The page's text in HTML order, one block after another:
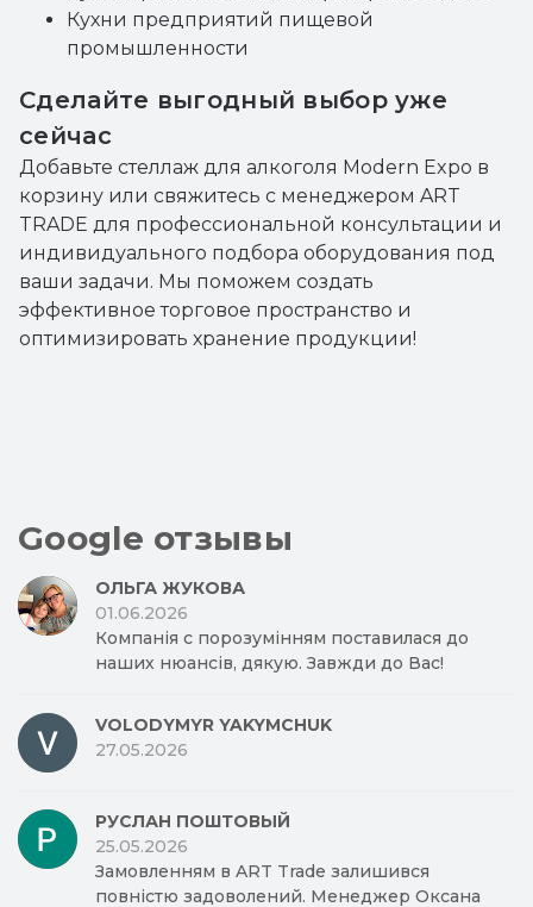
Кухни предприятий пищевой
промышленности
Сделайте выгодный выбор уже
сейчас
Добавьте стеллаж для алкоголя Modern Expo в
корзину или свяжитесь с менеджером ART
TRADE для профессиональной консультации и
индивидуального подбора оборудования под
ваши задачи. Мы поможем создать
эффективное торговое пространство и
оптимизировать хранение продукции!
Google отзывы
ОЛЬГА ЖУКОВА
01.06.2026
Компанія с порозумінням поставилася до
наших нюансів, дякую. Завжди до Вас!
VOLODYMYR YAKYMCHUK
27.05.2026
РУСЛАН ПОШТОВЫЙ
25.05.2026
Замовленням в ART Trade залишився
повністю задоволений. Менеджер Оксана